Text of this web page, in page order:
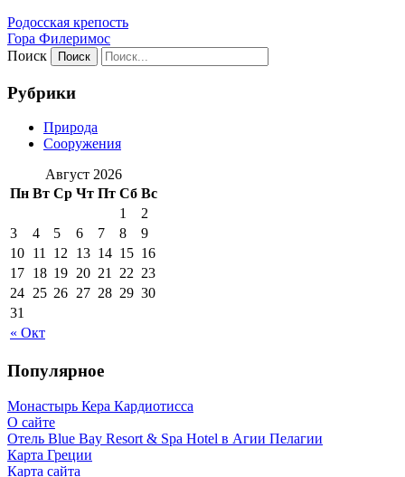
Родосская крепость
Гора Филеримос
Поиск
Рубрики
Природа
Сооружения
Август 2026
Пн Вт Ср Чт Пт Сб Вс
« Окт
1
2
3
4 5 6 7 8
9
10 11 12 13 14 15 16
17 18 19 20 21 22 23
24 25 26 27 28 29 30
31
Популярное
Монастырь Кера Кардиотисса
О сайте
Отель Blue Bay Resort & Spa Hotel в Агии Пелагии
Карта Греции
Карта сайта